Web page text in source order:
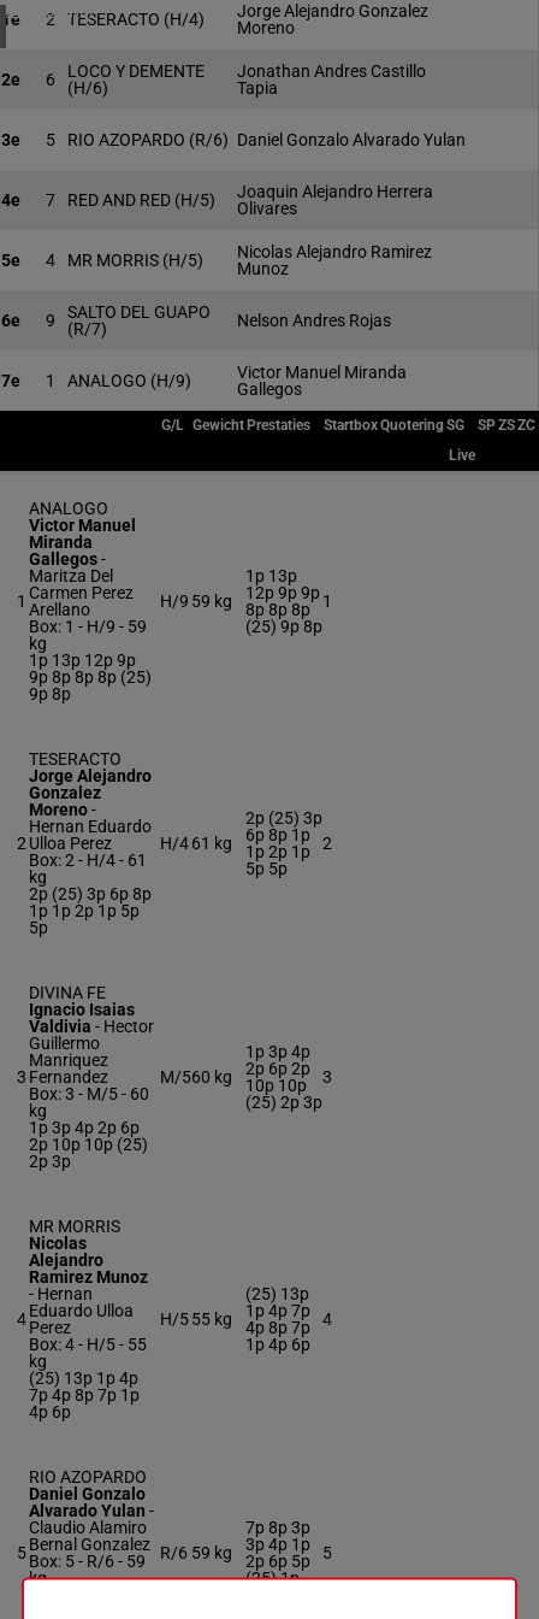
4 meeting(s)
1e 2 TESERACTO (H/4)
Jorge Alejandro Gonzalez
Moreno
2e 6
LOCO Y DEMENTE
(H/6)
Jonathan Andres Castillo
Tapia
3e 5 RIO AZOPARDO (R/6) Daniel Gonzalo Alvarado Yulan
4e 7 RED AND RED (H/5)
Joaquin Alejandro Herrera
Olivares
5e 4 MR MORRIS (H/5)
Nicolas Alejandro Ramirez
Munoz
6e 9
SALTO DEL GUAPO
(R/7)
Nelson Andres Rojas
7e 1 ANALOGO (H/9)
Victor Manuel Miranda
Gallegos
G/L Gewicht Prestaties StartboxQuoteringSG SPZSZC
Live
1
ANALOGO
Victor Manuel
Miranda
Gallegos-
Maritza Del
Carmen Perez
Arellano
Box: 1 - H/9 - 59
kg
1p 13p 12p 9p
9p 8p 8p 8p (25)
9p 8p
H/9 59 kg
1p 13p
12p 9p 9p
8p 8p 8p
(25) 9p 8p
1
2
TESERACTO
Jorge Alejandro
Gonzalez
Moreno-
Hernan Eduardo
Ulloa Perez
Box: 2 - H/4 - 61
kg
2p (25) 3p 6p 8p
1p 1p 2p 1p 5p
5p
H/461 kg
2p (25) 3p
6p 8p 1p
1p 2p 1p
5p 5p
2
3
DIVINA FE
Ignacio Isaias
Valdivia - Hector
Guillermo
Manriquez
Fernandez
Box: 3 - M/5 - 60
kg
1p 3p 4p 2p 6p
2p 10p 10p (25)
2p 3p
M/560 kg
1p 3p 4p
2p 6p 2p
10p 10p
(25) 2p 3p
3
4
MR MORRIS
Nicolas
Alejandro
Ramirez Munoz
- Hernan
Eduardo Ulloa
Perez
Box: 4 - H/5 - 55
kg
(25) 13p 1p 4p
7p 4p 8p 7p 1p
4p 6p
H/555 kg
(25) 13p
1p 4p 7p
4p 8p 7p
1p 4p 6p
4
5
RIO AZOPARDO
Daniel Gonzalo
Alvarado Yulan -
Claudio Alamiro
Bernal Gonzalez
Box: 5 - R/6 - 59
kg
R/6 59 kg
7p 8p 3p
3p 4p 1p
2p 6p 5p
(25) 1p
5